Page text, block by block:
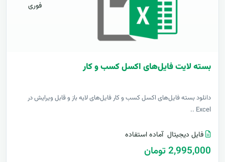
فوری
بسته لایت فایل‌های اکسل کسب و کار
دانلود بسته فایل‌های اکسل کسب و کار فایل‌های لایه باز و قابل ویرایش در
Excel ..
فایل دیجیتال آماده استفاده
2,995,000 تومان